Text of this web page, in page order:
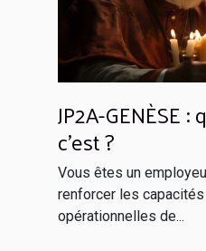
JP2A-GENÈSE
c’est ?
Vous êtes un
renforcer les
opérationnelles de...